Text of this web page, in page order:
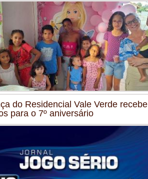
do Residencial Vale Verde recebe
para o 7º aniversário